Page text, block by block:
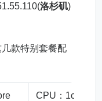
洛杉矶)
款特别套餐配
CPU：1core